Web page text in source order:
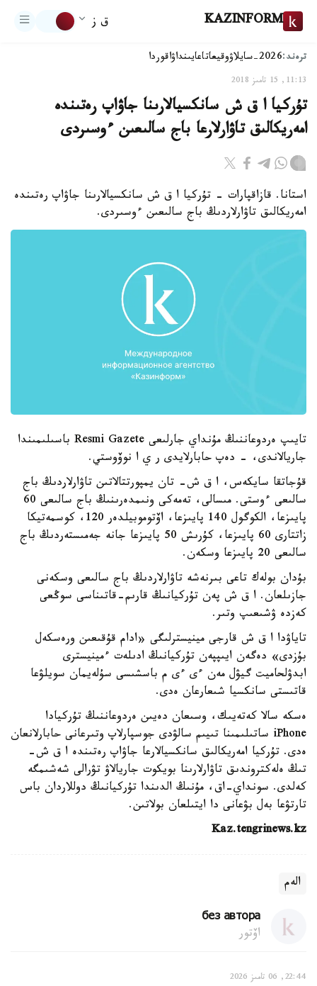
KAZINFORM ق ز
ترەند:2026-سايلاۋ وقيعاتاعايىنداۋاقوردا
11:13, 15 تامىز 2018
تۇركيا ا ق ش سانكسيالارىنا جاۋاپ رەتىندە
امەريكالىق تاۋارلارعا باج سالىعىن ءوسىردى
استانا. قازاقپارات - تۇركيا ا ق ش سانكسيالارىنا جاۋاپ رەتىندە
امەريكالىق تاۋارلاردىڭ باج سالىعىن ءوسىردى.
تايىپ ەردوعاننىڭ مۇنداي جارلىعى Resmi Gazete باسىلىمىندا
جاريالاندى، - دەپ حابارلايدى ر ي ا نوۆوستي.
قۇجاتقا سايكەس، ا ق ش- تان يمپورتتالاتىن تاۋارلاردىڭ باج
سالىعى ءوستى. مىسالى، تەمەكى ونىمدەرىنىڭ باج سالىعى 60
پايىزعا، الكوگول 140 پايىزعا، اۆتوموبيلدەر 120، كوسمەتيكا
زاتتارى 60 پايىزعا، كۇرىش 50 پايىزعا جانە جەمىستەردىڭ باج
سالىعى 20 پايىزعا وسكەن.
بۇدان بولەك تاعى بىرنەشە تاۋارلاردىڭ باج سالىعى وسكەنى
جازىلعان. ا ق ش پەن تۇركيانىڭ قارىم-قاتىناسى سوڭعى
كەزدە ۋشىعىپ وتىر.
تاياۋدا ا ق ش قارجى مينيسترلىگى «ادام قۇقىعىن ورەسكەل
بۇزدى» دەگەن ايىپپەن تۇركيانىڭ ادىلەت ءمينيسترى
ابدۋلحاميت گيۋل مەن ءى ءى م باسشىسى سۇلەيمان سويلۋعا
قاتىستى سانكسيا شىعارعان ەدى.
ەسكە سالا كەتەيىك، وسىعان دەيىن ەردوعاننىڭ تۇركيادا
iPhone ساتىلىمىنا تىيىم سالۋدى جوسپارلاپ وتىرعانى حابارلانعان
ەدى. تۇركيا امەريكالىق سانكسيالارعا جاۋاپ رەتىندە ا ق ش-
تىڭ ەلەكتروندىق تاۋارلارىنا بويكوت جاريالاۋ تۋرالى شەشىمگە
كەلدى. سونداي-اق، مۇنىڭ الدىندا تۇركيانىڭ دوللاردان باس
تارتۋعا بەل بۋعانى دا ايتىلعان بولاتىن.
Kaz.tengrinews.kz
الەم
без автора
اۆتور
22:44, 06 تامىز 2026